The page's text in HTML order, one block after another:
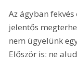
Az ágyban
jelentős
nem ügyelünk
Először is: ne